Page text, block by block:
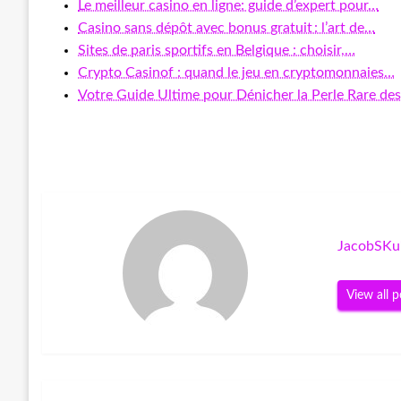
Le meilleur casino en ligne: guide d’expert pour…
Casino sans dépôt avec bonus gratuit : l’art de…
Sites de paris sportifs en Belgique : choisir,…
Crypto Casinof : quand le jeu en cryptomonnaies…
Votre Guide Ultime pour Dénicher la Perle Rare
View all